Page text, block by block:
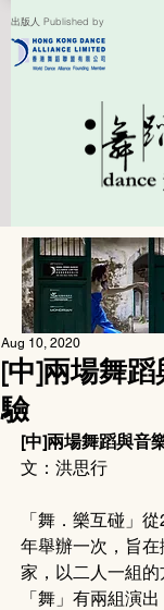
出版人 Published by
[中]兩場舞
驗
Aug 10, 2020
[中]兩場舞蹈與音
文：洪思行
「舞．樂互碰」
年舉辦一次，旨
家，以二人一組
「舞」有兩組演